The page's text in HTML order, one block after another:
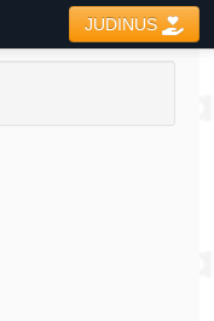
JUDINUS